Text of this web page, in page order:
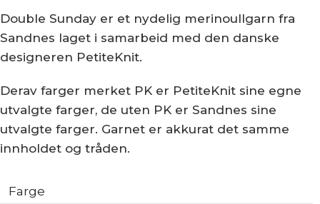
Double Sunday er et nydelig merinoullgarn fra
Sandnes laget i samarbeid med den danske
designeren PetiteKnit.
Derav farger merket PK er PetiteKnit sine egne
utvalgte farger, de uten PK er Sandnes sine
utvalgte farger. Garnet er akkurat det samme
innholdet og tråden.
Farge